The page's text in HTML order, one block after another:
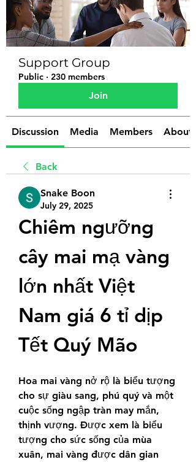
Support Group
Public · 230 members
Join
Discussion Media Members About
Back
Snake Boon
July 29, 2025
Chiêm ngưỡng
cây mai mạ vàng
lớn nhất Việt
Nam giá 6 tỉ dịp
Tết Quý Mão
Hoa mai vàng nở rộ là biểu tượng
cho sự giàu sang, phú quý và một
cuộc sống ngập tràn may mắn,
thịnh vượng. Được xem là biểu
tượng cho sức sống của mùa
xuân, mai vàng được dân gian